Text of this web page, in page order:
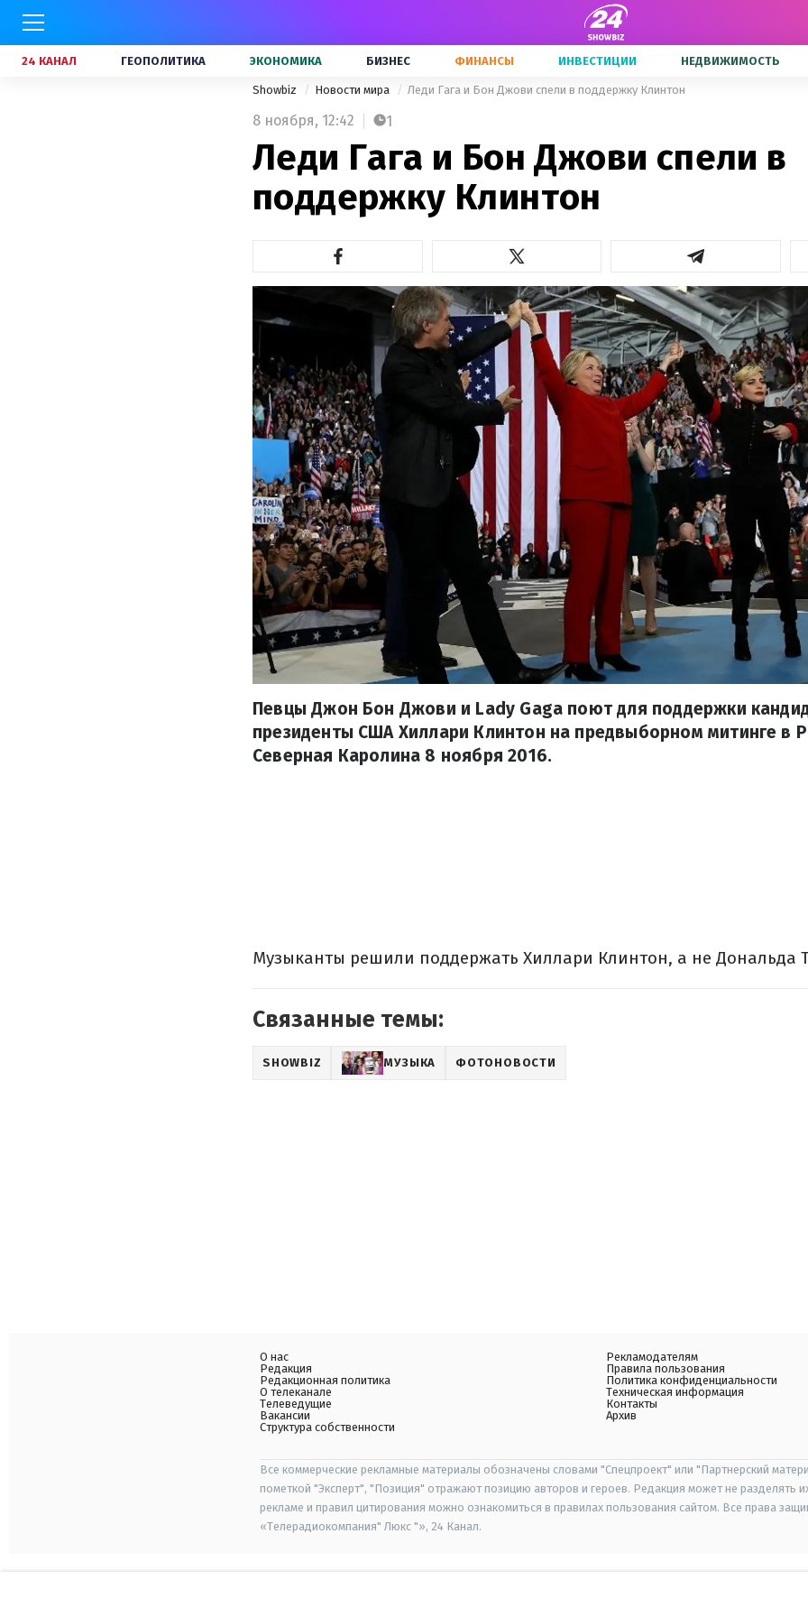
24 КАНАЛ ГЕОПОЛИТИКА ЭКОНОМИКА БИЗНЕС ФИНАНСЫ ИНВЕСТИЦИИ НЕДВИЖИМОСТЬ
Showbiz Новости мира Леди Гага и Бон Джови спели в поддержку Клинтон
8 ноября, 12:42 1
Леди Гага и Бон Джови спели в
поддержку Клинтон
Певцы Джон Бон Джови и Lady Gaga поют для поддержки
президенты США Хиллари Клинтон на предвыборном митинге в
Северная Каролина 8 ноября 2016.
Музыканты решили поддержать Хиллари Клинтон, а не Дональда
Связанные темы:
SHOWBIZ МУЗЫКА ФОТОНОВОСТИ
О нас
Редакция
Редакционная политика
О телеканале
Телеведущие
Вакансии
Структура собственности
Рекламодателям
Правила пользования
Политика конфиденциальности
Техническая информация
Контакты
Архив
Все коммерческие рекламные материалы обозначены словами "Спецпроект" или "Партнерский
пометкой "Эксперт", "Позиция" отражают позицию авторов и героев. Редакция может не разделять
рекламе и правил цитирования можно ознакомиться в правилах пользования сайтом. Все права
«Телерадиокомпания" Люкс "», 24 Канал.